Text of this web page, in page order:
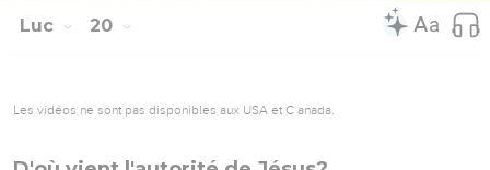
Luc 20
Les vidéos ne sont pas disponibles aux USA et C anada.